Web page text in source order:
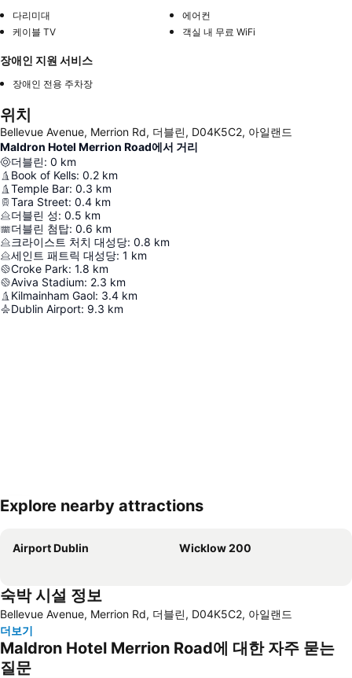
다리미대
에어컨
케이블 TV
객실 내 무료 WiFi
장애인 지원 서비스
장애인 전용 주차장
위치
Bellevue Avenue, Merrion Rd, 더블린, D04K5C2, 아일랜드
Maldron Hotel Merrion Road에서 거리
더블린: 0 km
Book of Kells: 0.2 km
Temple Bar: 0.3 km
Tara Street: 0.4 km
더블린 성: 0.5 km
더블린 첨탑: 0.6 km
크라이스트 처치 대성당: 0.8 km
세인트 패트릭 대성당: 1 km
Croke Park: 1.8 km
Aviva Stadium: 2.3 km
Kilmainham Gaol: 3.4 km
Dublin Airport: 9.3 km
Explore nearby attractions
Airport Dublin Wicklow 200
숙박 시설 정보
Bellevue Avenue, Merrion Rd, 더블린, D04K5C2, 아일랜드
더보기
Maldron Hotel Merrion Road에 대한 자주 묻는
질문